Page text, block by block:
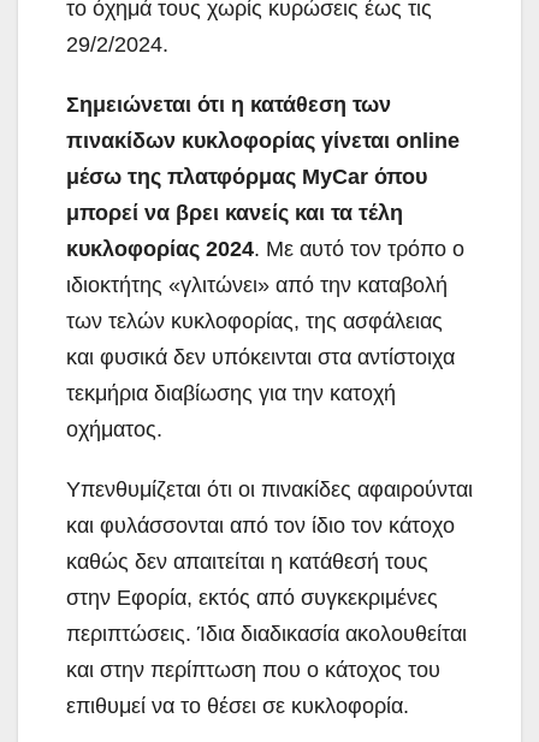
το όχημά τους χωρίς κυρώσεις έως τις
29/2/2024.
Σημειώνεται ότι η κατάθεση των
πινακίδων κυκλοφορίας γίνεται online
μέσω της πλατφόρμας MyCar όπου
μπορεί να βρει κανείς και τα τέλη
κυκλοφορίας 2024. Με αυτό τον τρόπο ο
ιδιοκτήτης «γλιτώνει» από την καταβολή
των τελών κυκλοφορίας, της ασφάλειας
και φυσικά δεν υπόκεινται στα αντίστοιχα
τεκμήρια διαβίωσης για την κατοχή
οχήματος.
Υπενθυμίζεται ότι οι πινακίδες αφαιρούνται
και φυλάσσονται από τον ίδιο τον κάτοχο
καθώς δεν απαιτείται η κατάθεσή τους
στην Εφορία, εκτός από συγκεκριμένες
περιπτώσεις. Ίδια διαδικασία ακολουθείται
και στην περίπτωση που ο κάτοχος του
επιθυμεί να το θέσει σε κυκλοφορία.